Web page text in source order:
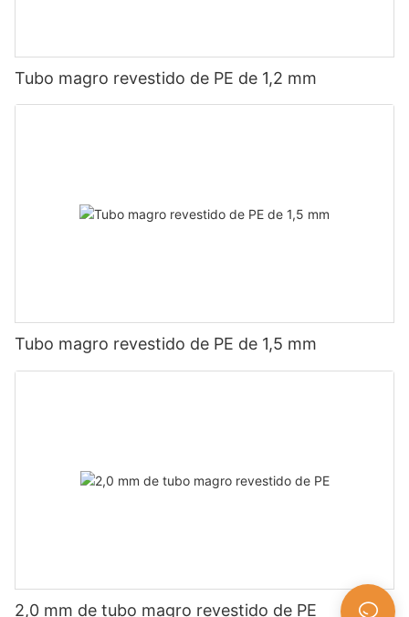
Tubo magro revestido de PE de 1,2 mm
Tubo magro revestido de PE de 1,5 mm
2,0 mm de tubo magro revestido de PE